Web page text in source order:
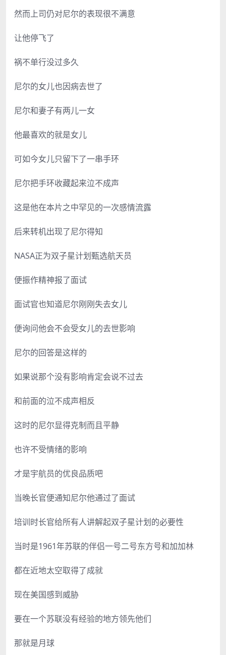
然而上司仍对尼尔的表现很不满意
让他停飞了
祸不单行没过多久
尼尔的女儿也因病去世了
尼尔和妻子有两儿一女
他最喜欢的就是女儿
可如今女儿只留下了一串手环
尼尔把手环收藏起来泣不成声
这是他在本片之中罕见的一次感情流露
后来转机出现了尼尔得知
NASA正为双子星计划甄选航天员
便振作精神报了面试
面试官也知道尼尔刚刚失去女儿
便询问他会不会受女儿的去世影响
尼尔的回答是这样的
如果说那个没有影响肯定会说不过去
和前面的泣不成声相反
这时的尼尔显得克制而且平静
也许不受情绪的影响
才是宇航员的优良品质吧
当晚长官便通知尼尔他通过了面试
培训时长官给所有人讲解起双子星计划的必要性
当时是1961年苏联的伴侣一号二号东方号和加加林
都在近地太空取得了成就
现在美国感到威胁
要在一个苏联没有经验的地方领先他们
那就是月球